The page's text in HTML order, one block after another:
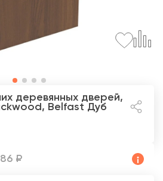
деревянных дверей,
Belfast Дуб
₽